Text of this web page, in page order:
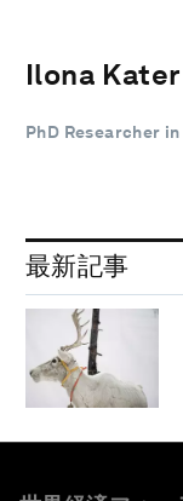
Ilona Kater
PhD Researcher
最新記事